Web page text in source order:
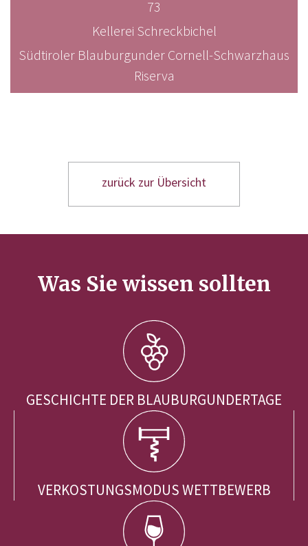
73
Kellerei Schreckbichel
Südtiroler Blauburgunder Cornell-Schwarzhaus
Riserva
zurück zur Übersicht
Was Sie wissen sollten
GESCHICHTE DER BLAUBURGUNDERTAGE
VERKOSTUNGSMODUS WETTBEWERB